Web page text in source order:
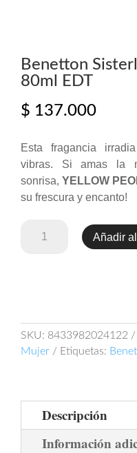
Benetton
80ml EDT
$ 137.000
Esta fragancia
vibras. Si amas la
sonrisa, YELLOW
su frescura y encanto!
Sisterland
cantidad
Añadir
SKU: 8433982024122
Mujer
Etiquetas:
Descripción
Información